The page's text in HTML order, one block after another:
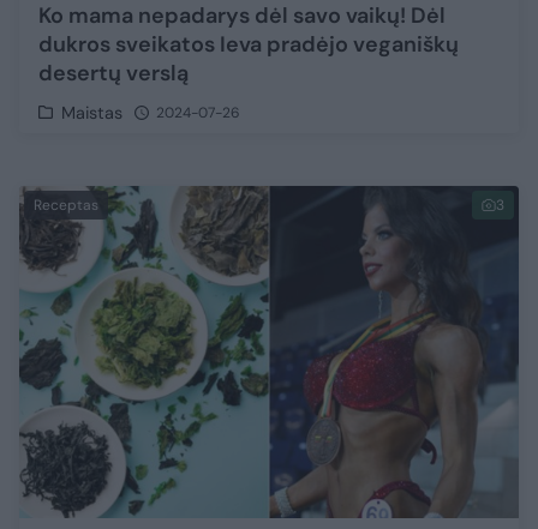
Ko mama nepadarys dėl savo vaikų! Dėl
dukros sveikatos Ieva pradėjo veganiškų
desertų verslą
Maistas 2024-07-26
Receptas 3